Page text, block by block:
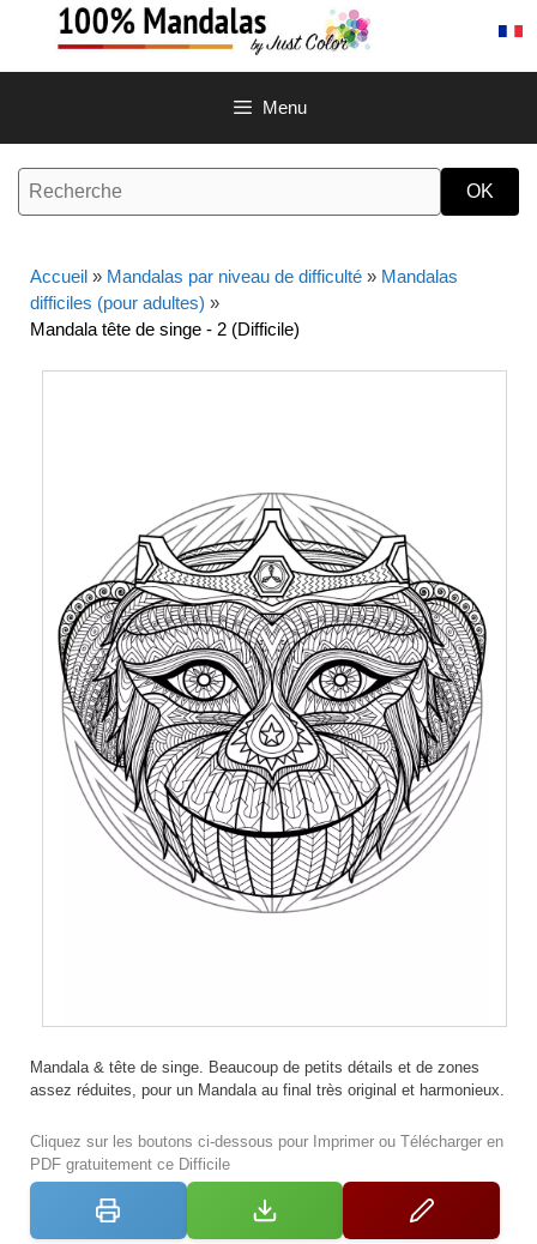
contenu
Menu
Accueil » Mandalas par niveau de difficulté » Mandalas
difficiles (pour adultes) »
Mandala tête de singe - 2 (Difficile)
Mandala & tête de singe. Beaucoup de petits détails et de zones
assez réduites, pour un Mandala au final très original et harmonieux.
Cliquez sur les boutons ci-dessous pour Imprimer ou Télécharger en
PDF gratuitement ce Difficile